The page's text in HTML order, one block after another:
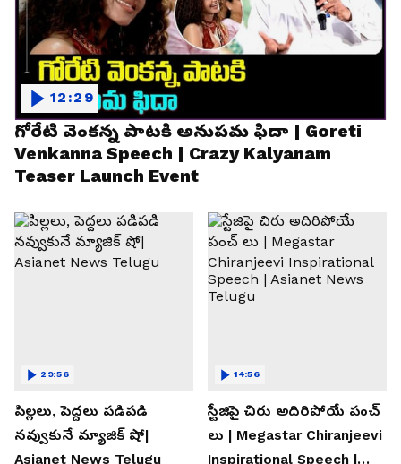
గోరేటి వెంకన్న పాటకి అనుపమ ఫిదా | Goreti
Venkanna Speech | Crazy Kalyanam
Teaser Launch Event
12:29
పిల్లలు, పెద్దలు పడిపడి
నవ్వుకునే మ్యాజిక్ షో|
Asianet News Telugu
29:56
స్టేజిపై చిరు అదిరిపోయే పంచ్
లు | Megastar Chiranjeevi
Inspirational Speech |
14:56